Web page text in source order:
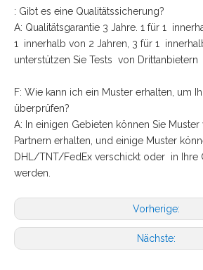
: Gibt es eine Qualitätssicherung?
A: Qualitätsgarantie 3 Jahre. 1 für 1
1 innerhalb von 2 Jahren, 3 für 1
unterstützen Sie Tests von Drittanbietern .
F: Wie kann ich ein Muster erhalten, um
überprüfen?
A: In einigen Gebieten können Sie
Partnern erhalten, und einige Muster
DHL/TNT/FedEx verschickt oder in Ihre
werden.
Vorherige:
Nächste: